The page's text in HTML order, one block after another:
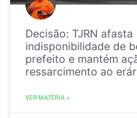
Decisão: TJRN afasta
indisponibilidade de
prefeito e mantém
ressarcimento ao
VER MATÉRIA »